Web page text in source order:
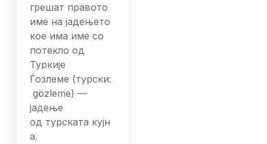
грешат правото
име на јадењето
кое има име со
потекло од
Туркије
Ѓозлеме (турски:
gözleme) —
јадење
од турската кујн
а.